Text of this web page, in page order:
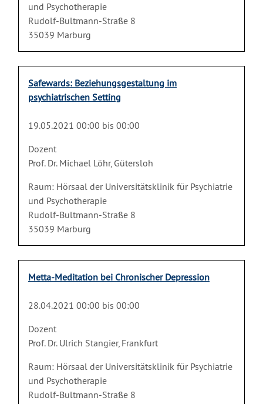
und Psychotherapie
Rudolf-Bultmann-Straße 8
35039 Marburg
Safewards: Beziehungsgestaltung im
psychiatrischen Setting
19.05.2021 00:00 bis 00:00
Dozent
Prof. Dr. Michael Löhr, Gütersloh
Raum: Hörsaal der Universitätsklinik für Psychiatrie
und Psychotherapie
Rudolf-Bultmann-Straße 8
35039 Marburg
Metta-Meditation bei Chronischer Depression
28.04.2021 00:00 bis 00:00
Dozent
Prof. Dr. Ulrich Stangier, Frankfurt
Raum: Hörsaal der Universitätsklinik für Psychiatrie
und Psychotherapie
Rudolf-Bultmann-Straße 8